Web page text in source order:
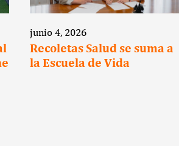
junio 4, 2026
Recoletas Salud se suma a
la Escuela de Vida